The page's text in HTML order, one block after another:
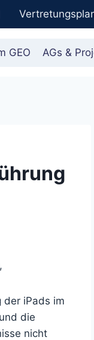
GEO AGs &
der iPads im
die
nicht